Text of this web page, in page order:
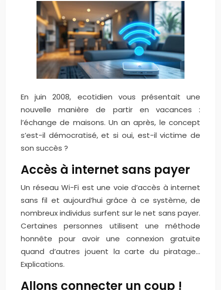
En juin 2008, ecotidien vous présentait une
nouvelle manière de partir en vacances :
l’échange de maisons. Un an après, le concept
s’est-il démocratisé, et si oui, est-il victime de
son succès ?
Accès à internet sans payer
Un réseau Wi-Fi est une voie d’accès à internet
sans fil et aujourd’hui grâce à ce système, de
nombreux individus surfent sur le net sans payer.
Certaines personnes utilisent une méthode
honnête pour avoir une connexion gratuite
quand d’autres jouent la carte du piratage…
Explications.
Allons connecter un coup !